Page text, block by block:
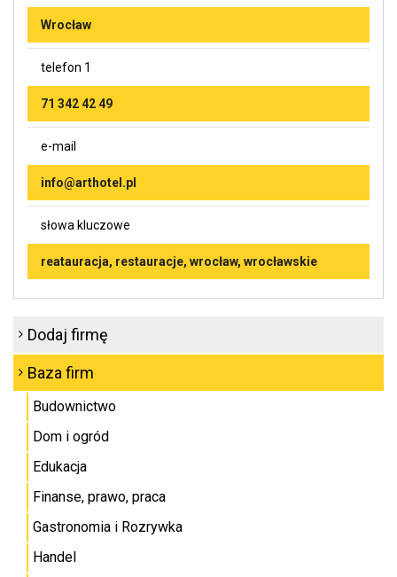
Wrocław
telefon 1
71 342 42 49
e-mail
info@arthotel.pl
słowa kluczowe
reatauracja, restauracje, wrocław, wrocławskie
Dodaj firmę
Baza firm
Budownictwo
Dom i ogród
Edukacja
Finanse, prawo, praca
Gastronomia i Rozrywka
Handel